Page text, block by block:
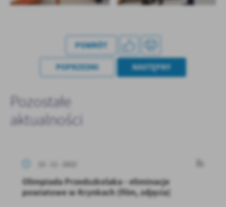
POWRÓT
POPRZEDNI NASTĘPNY
Pozostałe
aktualności
Olimpiada Przedszkolaka - eliminacje
powiatowe w Krynkach (film, zdjęcia)